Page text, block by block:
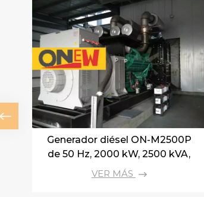
Generador diésel ON-M2500P
de 50 Hz, 2000 kW, 2500 kVA,
con motor MTU, 20 V, 4000 G23.
VER MÁS